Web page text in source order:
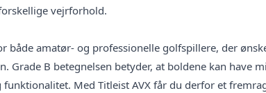
vejrforhold.
både amatør- og professionelle golfspillere, der
Grade B betegnelsen betyder, at boldene kan have
funktionalitet. Med Titleist AVX får du derfor et